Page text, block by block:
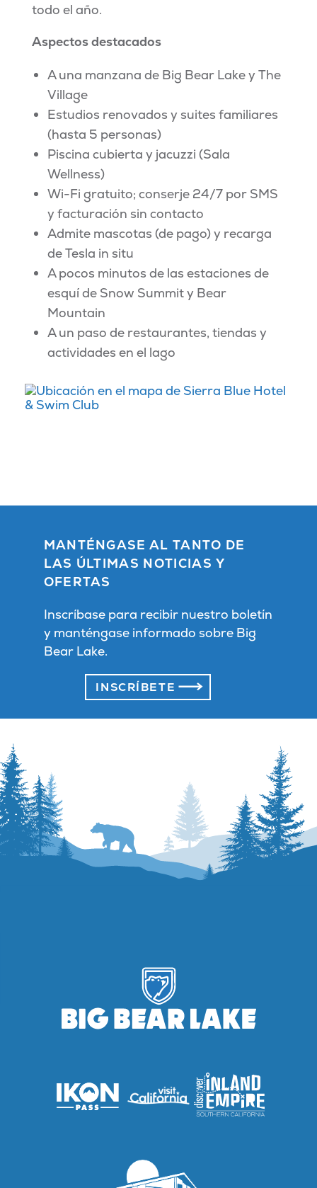
todo el año.
Aspectos destacados
A una manzana de Big Bear Lake y The
Village
Estudios renovados y suites familiares
(hasta 5 personas)
Piscina cubierta y jacuzzi (Sala
Wellness)
Wi-Fi gratuito; conserje 24/7 por SMS
y facturación sin contacto
Admite mascotas (de pago) y recarga
de Tesla in situ
A pocos minutos de las estaciones de
esquí de Snow Summit y Bear
Mountain
A un paso de restaurantes, tiendas y
actividades en el lago
MANTÉNGASE AL TANTO DE
LAS ÚLTIMAS NOTICIAS Y
OFERTAS
Inscríbase para recibir nuestro boletín
y manténgase informado sobre Big
Bear Lake.
INSCRÍBETE